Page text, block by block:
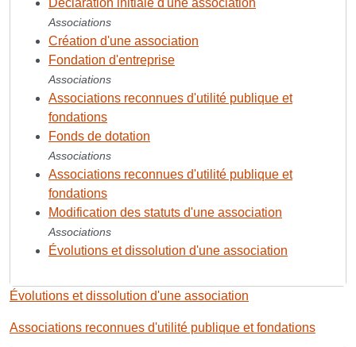
Associations
Création d'une association
Fondation d'entreprise
Associations
Associations reconnues d'utilité publique et
fondations
Fonds de dotation
Associations
Associations reconnues d'utilité publique et
fondations
Modification des statuts d'une association
Associations
Évolutions et dissolution d'une association
Évolutions et dissolution d'une association
Associations reconnues d'utilité publique et fondations